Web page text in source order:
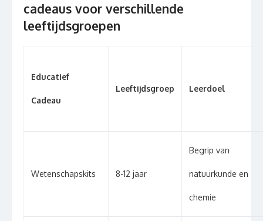
cadeaus voor verschillende
leeftijdsgroepen
Educatief
Cadeau
Leeftijdsgroep Leerdoel
Wetenschapskits 8-12 jaar
Begrip van
natuurkunde en
chemie